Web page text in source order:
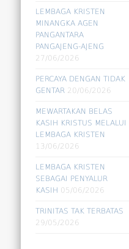
LEMBAGA KRISTEN
MINANGKA AGEN
PANGANTARA
PANGAJENG-AJENG
27/06/2026
PERCAYA DENGAN TIDAK
GENTAR 20/06/2026
MEWARTAKAN BELAS
KASIH KRISTUS MELALUI
LEMBAGA KRISTEN
13/06/2026
LEMBAGA KRISTEN
SEBAGAI PENYALUR
KASIH 05/06/2026
TRINITAS TAK TERBATAS
29/05/2026